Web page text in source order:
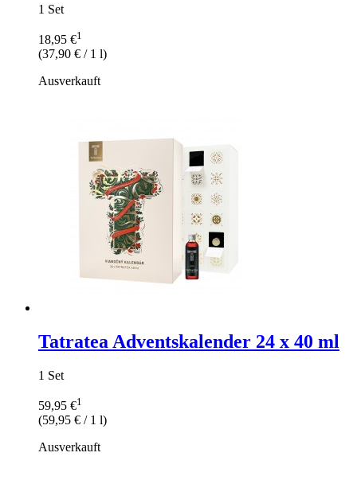
1 Set
18,95 €1
(37,90 € / 1 l)
Ausverkauft
Tatratea Adventskalender 24 x 40 ml
1 Set
59,95 €1
(59,95 € / 1 l)
Ausverkauft